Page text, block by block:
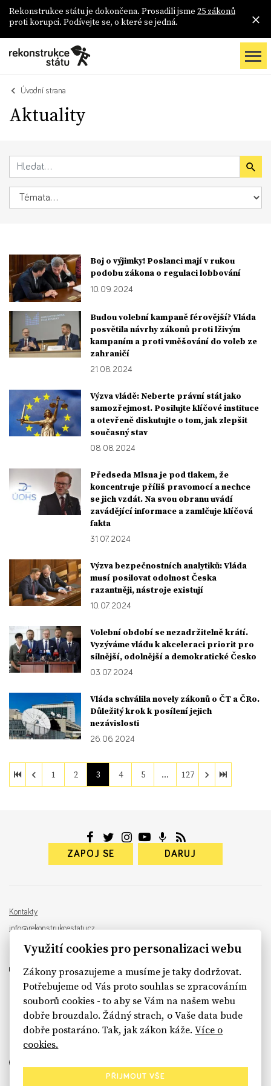
Rekonstrukce státu je dokončena. Prosadili jsme 25 zákonů
proti korupci. Podívejte se, o které se jedná.
Úvodní strana
Aktuality
Boj o výjimky! Poslanci mají v rukou
podobu zákona o regulaci lobbování
10. 09. 2024
Budou volební kampaně férovější? Vláda
posvětila návrhy zákonů proti lživým
kampaním a proti vměšování do voleb ze
zahraničí
21. 08. 2024
Výzva vládě: Neberte právní stát jako
samozřejmost. Posilujte klíčové instituce
a otevřeně diskutujte o tom, jak zlepšit
současný stav
08. 08. 2024
Předseda Mlsna je pod tlakem, že
koncentruje příliš pravomocí a nechce
se jich vzdát. Na svou obranu uvádí
zavádějící informace a zamlčuje klíčová
fakta
31. 07. 2024
Výzva bezpečnostních analytiků: Vláda
musí posilovat odolnost Česka
razantněji, nástroje existují
10. 07. 2024
Volební období se nezadržitelně krátí.
Vyzýváme vládu k akceleraci priorit pro
silnější, odolnější a demokratické Česko
03. 07. 2024
Vláda schválila novely zákonů o ČT a ČRo.
Důležitý krok k posílení jejich
nezávislosti
26. 06. 2024
1 2 3 4 5 … 127
ZAPOJ SE DARUJ
Kontakty
info@rekonstrukcestatu.cz
Návrh a vývoj: Sinfin , ilustrace:
sinfin.digital
Využití cookies pro personalizaci webu
Zákony prosazujeme a musíme je taky dodržovat.
Potřebujeme od Vás proto souhlas se zpracováním
souborů cookies - to aby se Vám na našem webu
dobře brouzdalo. Žádný strach, o Vaše data bude
dobře postaráno. Tak, jak zákon káže.Více o
cookies.
PŘIJMOUT VŠE